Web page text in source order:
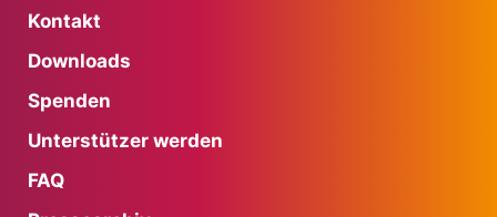
Kontakt
Downloads
Spenden
Unterstützer werden
FAQ